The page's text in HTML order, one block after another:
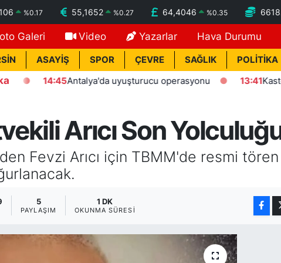
%0.17 55,1652 %0.27 64,4046 %0.35
Galeri Video Yazarlar Hava Durumu
ASAYİŞ SPOR ÇEVRE SAĞLIK POLİTİKA
14:45 Antalya'da uyuşturucu operasyonu 13:41 Kasten
Arıcı Son
Fevzi Arıcı için TBMM'de resmi tören
5
PAYLAŞIM
1 DK
OKUNMA SÜRESI